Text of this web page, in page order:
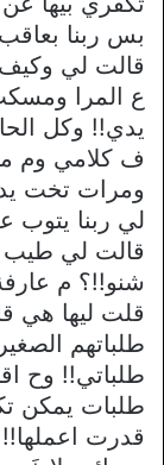
بس ربنا
قالت لي وكيف
ع المرا
يدي!! وكل
ف كلامي وم
ومرات تخت
لي ربنا يتوب
قالت لي طيب
شنو!!؟ م
قلت ليها هي
طلباتهم
طلباتي!! وح
طلبات يمكن
قدرت